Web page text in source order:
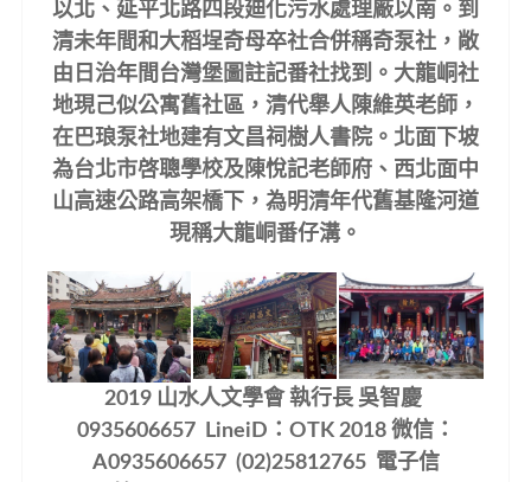
以北、延平北路四段廸化污水處理廠以南。到
清未年間和大稻埕奇母卒社合併稱奇泵社，敞
由日治年間台灣堡圖註記番社找到。大龍峒社
地現己似公寓舊社區，清代舉人陳維英老師，
在巴琅泵社地建有文昌祠樹人書院。北面下坡
為台北市啓聰學校及陳悅記老師府、西北面中
山高速公路高架橋下，為明清年代舊基隆河道
現稱大龍峒番仔溝。
2019 山水人文學會 執行長 吳智慶
0935606657 LineiD：OTK 2018 微信：
A0935606657 (02)25812765 電子信